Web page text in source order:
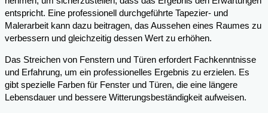
entspricht. Eine professionell durchgeführte Tapezier- und
Malerarbeit kann dazu beitragen, das Aussehen eines Raumes zu
verbessern und gleichzeitig dessen Wert zu erhöhen.
Das Streichen von Fenstern und Türen erfordert Fachkenntnisse
und Erfahrung, um ein professionelles Ergebnis zu erzielen. Es
gibt spezielle Farben für Fenster und Türen, die eine längere
Lebensdauer und bessere Witterungsbeständigkeit aufweisen.